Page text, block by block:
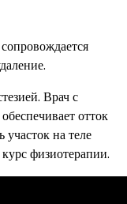
Врач с
отток
на теле
физиотерапии.